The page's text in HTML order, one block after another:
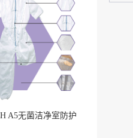
A5无菌洁净室防护